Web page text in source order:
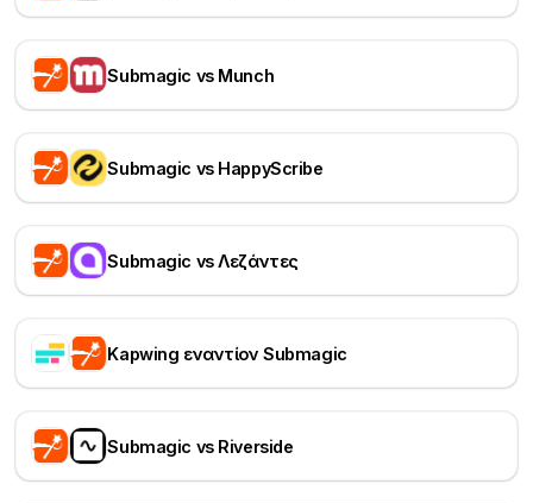
Submagic vs Munch
Submagic vs HappyScribe
Submagic vs Λεζάντες
Kapwing εναντίον Submagic
Submagic vs Riverside